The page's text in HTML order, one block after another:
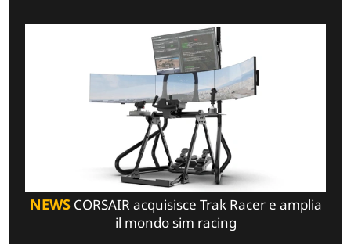
NEWSCORSAIR acquisisce Trak Racer e amplia
il mondo sim racing